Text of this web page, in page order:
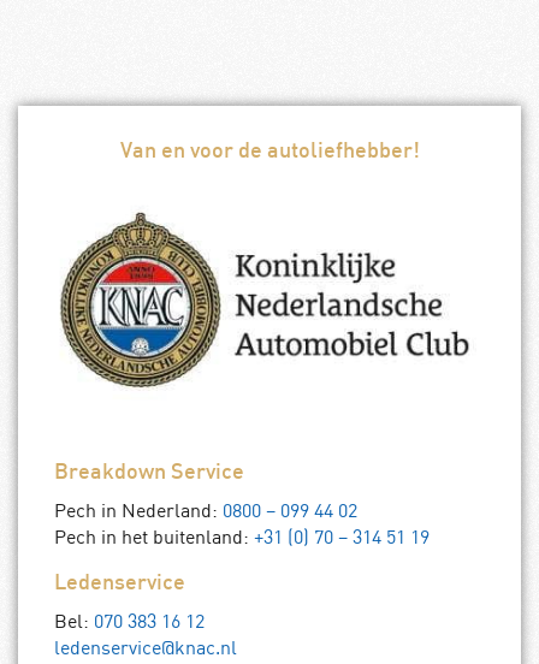
Van en voor de autoliefhebber!
Breakdown Service
Pech in Nederland: 0800 – 099 44 02
Pech in het buitenland: +31 (0) 70 – 314 51 19
Ledenservice
Bel: 070 383 16 12
ledenservice@knac.nl